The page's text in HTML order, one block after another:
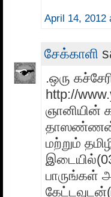
April 14, 2012
சேக்காளி
.ஒரு
http://
ஞானியின்
தாஸண்ணன்
மற்றும்
பாருங்கள்